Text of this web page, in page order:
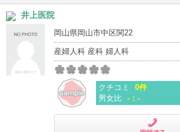
ホームペ
ージ
動画 写真 女医 駐車場
クレジッ
入院
井上医院
岡山県岡山市中区関22
産婦人科 産科 婦人科
クチコミ
0件
男女比 -：-